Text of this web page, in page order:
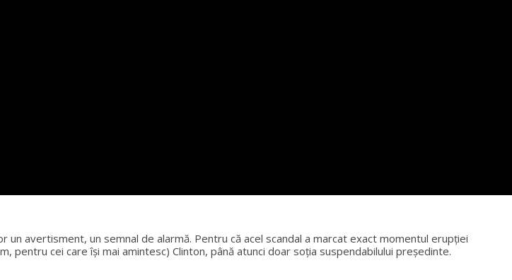
avertisment, un semnal de alarmă. Pentru că acel scandal a marcat exact momentul erupţiei
pentru cei care îşi mai amintesc) Clinton, până atunci doar soția suspendabilului președinte.